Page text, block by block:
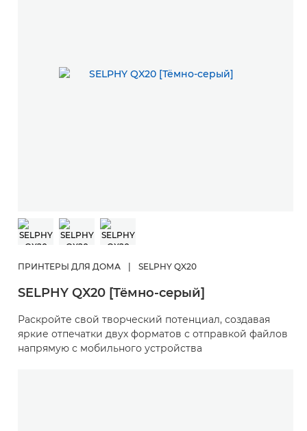
ПРИНТЕРЫ ДЛЯ ДОМА | SELPHY QX20
SELPHY QX20 [Тёмно-серый]
Раскройте свой творческий потенциал, создавая
яркие отпечатки двух форматов с отправкой файлов
напрямую с мобильного устройства